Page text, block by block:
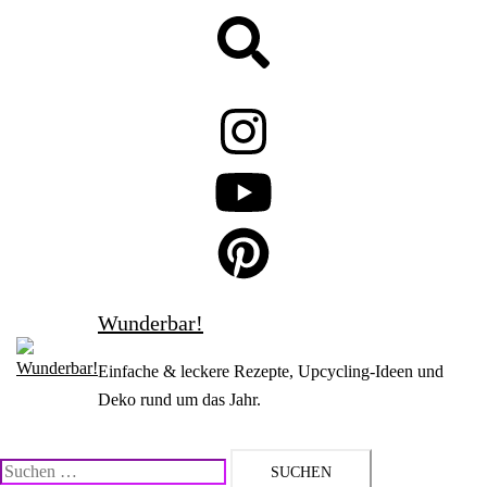
Wunderbar!
Einfache & leckere Rezepte, Upcycling-Ideen und
Deko rund um das Jahr.
Suchen